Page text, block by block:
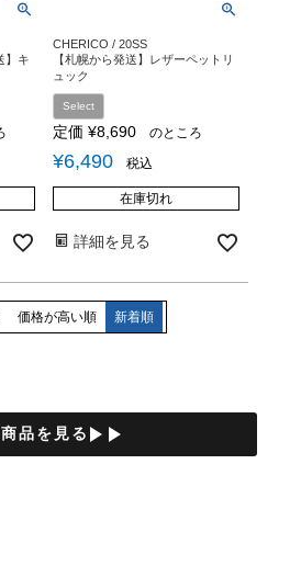
】キ
CHERICO / 20SS
【札幌から発送】レザーペットリ
ュック
Select
定価 ¥8,690 のところ
¥6,490 税込
在庫切れ
詳細を見る
価格が高い順 新着順
品を見るplay_arrowplay_arrow